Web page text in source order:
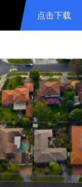
点击下载